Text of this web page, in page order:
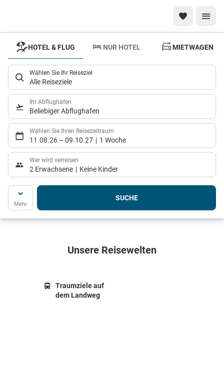
Reisewelten
Individueller
Urlaub ganz
nah!
HOTEL & FLUG NUR HOTEL MIETWAGEN
Wählen Sie Ihr Reiseziel
Alle Reiseziele
Ihr Abflughafen
Beliebiger Abflughafen
Wählen Sie Ihren Reisezeitraum
11.08.26 – 09.10.27 1 Woche
Wer wird verreisen
2 Erwachsene Keine Kinder
Mehr
SUCHE
Unsere Reisewelten
Traumziele auf
dem Landweg